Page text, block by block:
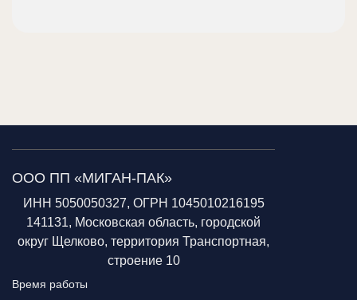
ООО ПП «МИГАН-ПАК»
ИНН 5050050327, ОГРН 1045010216195
141131, Московская область, городской
округ Щелково, территория Транспортная,
строение 10
Время работы